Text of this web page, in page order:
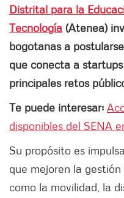
Distrital para la
Tecnología (Atenea)
bogotanas a
que conecta a
principales retos
Te puede interesar:
disponibles del SENA
Su propósito es
que mejoren la
como la movilidad, la